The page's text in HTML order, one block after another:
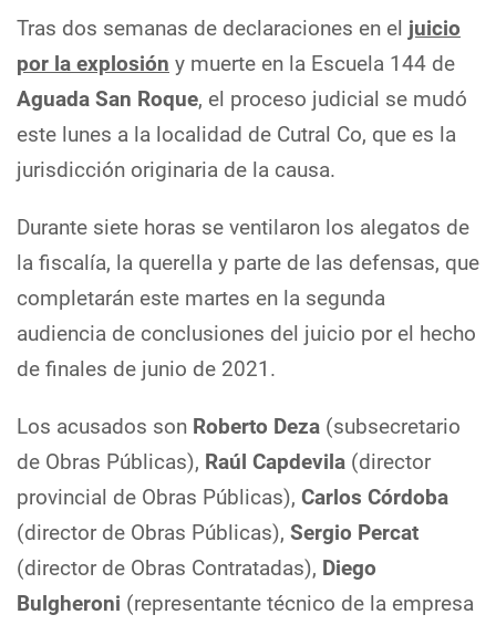
Tras dos semanas de declaraciones en el juicio
por la explosión y muerte en la Escuela 144 de
Aguada San Roque, el proceso judicial se mudó
este lunes a la localidad de Cutral Co, que es la
jurisdicción originaria de la causa.
Durante siete horas se ventilaron los alegatos de
la fiscalía, la querella y parte de las defensas, que
completarán este martes en la segunda
audiencia de conclusiones del juicio por el hecho
de finales de junio de 2021.
Los acusados son Roberto Deza (subsecretario
de Obras Públicas), Raúl Capdevila (director
provincial de Obras Públicas), Carlos Córdoba
(director de Obras Públicas), Sergio Percat
(director de Obras Contratadas), Diego
Bulgheroni (representante técnico de la empresa